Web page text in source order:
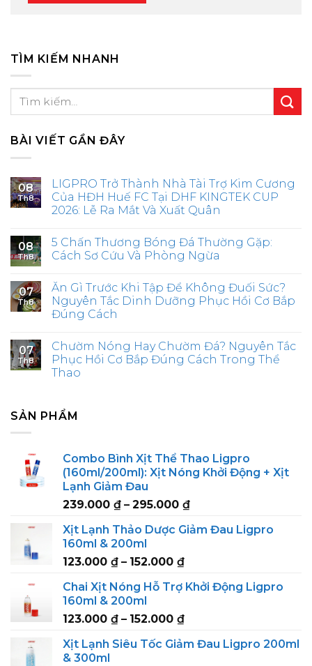
TÌM KIẾM NHANH
BÀI VIẾT GẦN ĐÂY
08
Th8
LIGPRO Trở Thành Nhà Tài Trợ Kim Cương
Của HĐH Huế FC Tại DHF KINGTEK CUP
2026: Lễ Ra Mắt Và Xuất Quân
08
Th8
5 Chấn Thương Bóng Đá Thường Gặp:
Cách Sơ Cứu Và Phòng Ngừa
07
Th8
Ăn Gì Trước Khi Tập Để Không Đuối Sức?
Nguyên Tắc Dinh Dưỡng Phục Hồi Cơ Bắp
Đúng Cách
07
Th8
Chườm Nóng Hay Chườm Đá? Nguyên Tắc
Phục Hồi Cơ Bắp Đúng Cách Trong Thể
Thao
SẢN PHẨM
Combo Bình Xịt Thể Thao Ligpro
(160ml/200ml): Xịt Nóng Khởi Động + Xịt
Lạnh Giảm Đau
239.000 ₫ – 295.000 ₫Price
239.000 ₫
Xịt Lạnh Thảo Dược Giảm Đau Ligpro
160ml & 200ml
123.000 ₫ – 152.000 ₫Price
123.000 ₫
152.000 ₫
Chai Xịt Nóng Hỗ Trợ Khởi Động Ligpro
160ml & 200ml
123.000 ₫ – 152.000 ₫Price
123.000 ₫
Xịt Lạnh Siêu Tốc Giảm Đau Ligpro 200ml
& 300ml